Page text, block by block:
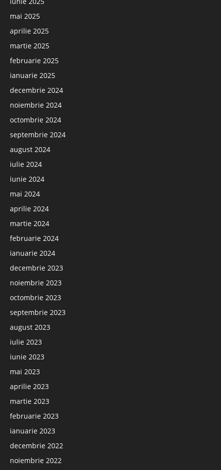
mai 2025
aprilie 2025
martie 2025
februarie 2025
ianuarie 2025
decembrie 2024
noiembrie 2024
octombrie 2024
septembrie 2024
august 2024
iulie 2024
iunie 2024
mai 2024
aprilie 2024
martie 2024
februarie 2024
ianuarie 2024
decembrie 2023
noiembrie 2023
octombrie 2023
septembrie 2023
august 2023
iulie 2023
iunie 2023
mai 2023
aprilie 2023
martie 2023
februarie 2023
ianuarie 2023
decembrie 2022
noiembrie 2022